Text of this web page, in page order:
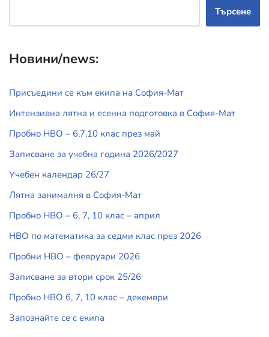
Търсене
Новини/news:
Присъедини се към екипа на София-Мат
Интензивна лятна и есенна подготовка в София-Мат
Пробно НВО – 6,7,10 клас през май
Записване за учебна година 2026/2027
Учебен календар 26/27
Лятна занималня в София-Мат
Пробно НВО – 6, 7, 10 клас – април
НВО по математика за седми клас през 2026
Пробни НВО – февруари 2026
Записване за втори срок 25/26
Пробно НВО 6, 7, 10 клас – декември
Запознайте се с екипа